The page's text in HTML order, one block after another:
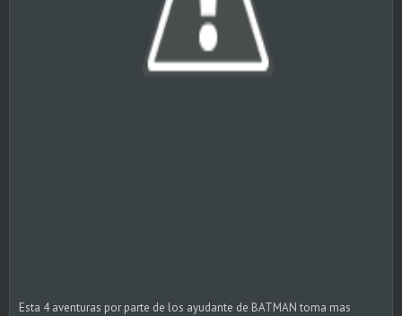
Esta 4 aventuras por parte de los ayudante de BATMAN toma mas